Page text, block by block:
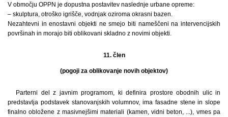
V območju OPPN je dopustna postavitev naslednje urbane opreme:
– skulptura, otroško igrišče, vodnjak oziroma okrasni bazen.
Nezahtevni in enostavni objekti ne smejo biti nameščeni na intervencijskih
površinah in morajo biti oblikovani skladno z novimi objekti.
11. člen
(pogoji za oblikovanje novih objektov)
Parterni del z javnim programom, ki definira prostore obodnih ulic in
predstavlja podstavek stanovanjskih volumnov, ima fasadne stene in slope
finalno obložene z masivnejšimi materiali (kamen, vidni beton, ...), vmes pa